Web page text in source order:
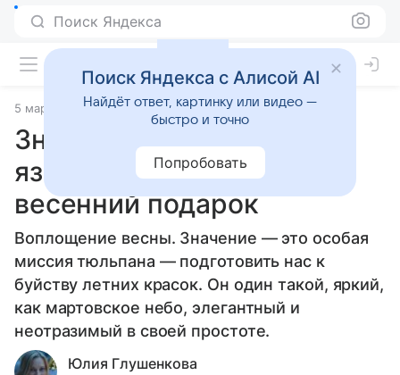
Поиск Яндекса
5 марта 2026 Источник: Гороскопы Mail Статьи
Значение тюльпана на
языке цветов: идеальный
весенний подарок
Воплощение весны. Значение — это особая
миссия тюльпана — подготовить нас к
буйству летних красок. Он один такой, яркий,
как мартовское небо, элегантный и
неотразимый в своей простоте.
Юлия Глушенкова
Поиск Яндекса с Алисой AI
Найдёт ответ, картинку или видео —
быстро и точно
Попробовать